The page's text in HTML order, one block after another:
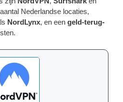
Nederlandse locaties,
NordLynx, en een geld-terug-